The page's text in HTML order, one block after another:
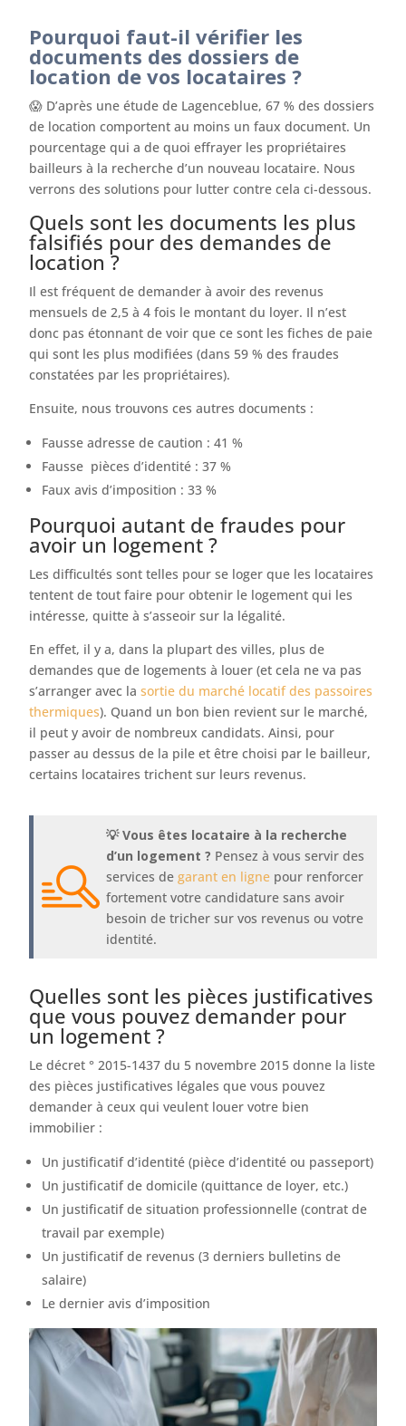
Pourquoi faut-il vérifier les
documents des dossiers de
location de vos locataires ?
😱 D’après une étude de Lagenceblue, 67 % des dossiers
de location comportent au moins un faux document. Un
pourcentage qui a de quoi effrayer les propriétaires
bailleurs à la recherche d’un nouveau locataire. Nous
verrons des solutions pour lutter contre cela ci-dessous.
Quels sont les documents les plus
falsifiés pour des demandes de
location ?
Il est fréquent de demander à avoir des revenus
mensuels de 2,5 à 4 fois le montant du loyer. Il n’est
donc pas étonnant de voir que ce sont les fiches de paie
qui sont les plus modifiées (dans 59 % des fraudes
constatées par les propriétaires).
Ensuite, nous trouvons ces autres documents :
Fausse adresse de caution : 41 %
Fausse pièces d’identité : 37 %
Faux avis d’imposition : 33 %
Pourquoi autant de fraudes pour
avoir un logement ?
Les difficultés sont telles pour se loger que les locataires
tentent de tout faire pour obtenir le logement qui les
intéresse, quitte à s’asseoir sur la légalité.
En effet, il y a, dans la plupart des villes, plus de
demandes que de logements à louer (et cela ne va pas
s’arranger avec lasortie du marché locatif des passoires
thermiques). Quand un bon bien revient sur le marché,
il peut y avoir de nombreux candidats. Ainsi, pour
passer au dessus de la pile et être choisi par le bailleur,
certains locataires trichent sur leurs revenus.
💡 Vous êtes locataire à la recherche
d’un logement ? Pensez à vous servir des
services degarant en ligne pour renforcer
fortement votre candidature sans avoir
besoin de tricher sur vos revenus ou votre
identité.
Quelles sont les pièces justificatives
que vous pouvez demander pour
un logement ?
Le décret ° 2015-1437 du 5 novembre 2015 donne la liste
des pièces justificatives légales que vous pouvez
demander à ceux qui veulent louer votre bien
immobilier :
Un justificatif d’identité (pièce d’identité ou passeport)
Un justificatif de domicile (quittance de loyer, etc.)
Un justificatif de situation professionnelle (contrat de
travail par exemple)
Un justificatif de revenus (3 derniers bulletins de
salaire)
Le dernier avis d’imposition